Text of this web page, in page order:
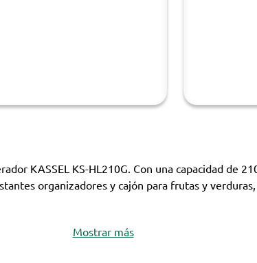
KASSEL KS-HL210G. Con una capacidad de
organizadores y cajón para frutas y
Mostrar más